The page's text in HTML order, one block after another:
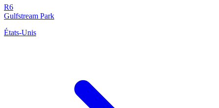
R6
Gulfstream Park
États-Unis